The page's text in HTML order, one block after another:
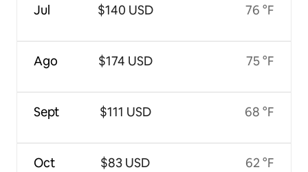
Jul
Ago
Sept
Oct
$140 USD
$174 USD
$111 USD
$83 USD
76 °F
75 °F
68 °F
62 °F